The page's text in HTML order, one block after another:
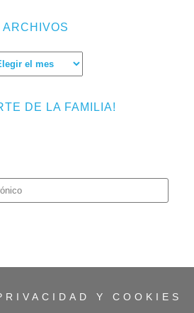
ARCHIVOS
DE LA FAMILIA!
Y COOKIES